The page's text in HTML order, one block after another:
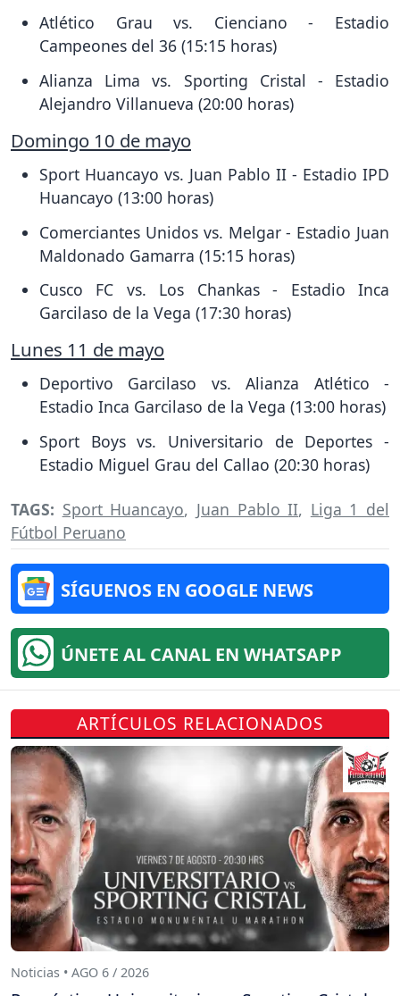
Atlético Grau vs. Cienciano - Estadio
Campeones del 36 (15:15 horas)
Alianza Lima vs. Sporting Cristal - Estadio
Alejandro Villanueva (20:00 horas)
Domingo 10 de mayo
Sport Huancayo vs. Juan Pablo II - Estadio IPD
Huancayo (13:00 horas)
Comerciantes Unidos vs. Melgar - Estadio Juan
Maldonado Gamarra (15:15 horas)
Cusco FC vs. Los Chankas - Estadio Inca
Garcilaso de la Vega (17:30 horas)
Lunes 11 de mayo
Deportivo Garcilaso vs. Alianza Atlético -
Estadio Inca Garcilaso de la Vega (13:00 horas)
Sport Boys vs. Universitario de Deportes -
Estadio Miguel Grau del Callao (20:30 horas)
TAGS: Sport Huancayo, Juan Pablo II, Liga 1 del
Fútbol Peruano
SÍGUENOS EN GOOGLE NEWS
ÚNETE AL CANAL EN WHATSAPP
ARTÍCULOS RELACIONADOS
Noticias • AGO 6 / 2026